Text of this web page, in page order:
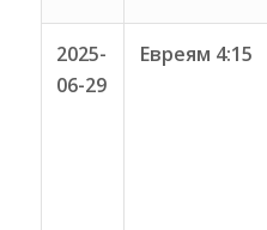
2025-
06-29
Евреям 4:15